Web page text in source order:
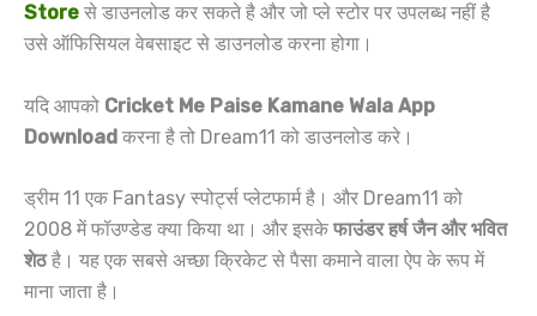
Store से डाउनलोड कर सकते है और जो प्ले स्टोर पर उपलब्ध नहीं है
उसे ऑफिसियल वेबसाइट से डाउनलोड करना होगा।
यदि आपको Cricket Me Paise Kamane Wala App
Download करना है तो Dream11 को डाउनलोड करे।
ड्रीम 11 एक Fantasy स्पोर्ट्स प्लेटफार्म है। और Dream11 को
2008 में फॉउण्डेड क्या किया था। और इसके फाउंडर हर्ष जैन और भवित
शेठहै। यह एक सबसे अच्छा क्रिकेट से पैसा कमाने वाला ऐप के रूप में
माना जाता है।